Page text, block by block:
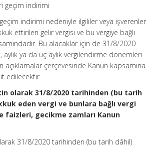
geçim indirimi
indirimi nedeniyle ilgililer veya işverenler
ettirilen gelir vergisi ve bu vergiye bağlı
Bu alacaklar için de 31/8/2020
aylık ya da üç aylık vergilendirme dönemleri
açıklamalar çerçevesinde Kanun kapsamına
edilecektir.
olarak 31/8/2020 tarihinden (bu tarih
eden vergi ve bunlara bağlı vergi
faizleri, gecikme zamları Kanun
31/8/2020 tarihinden (bu tarih dâhil)